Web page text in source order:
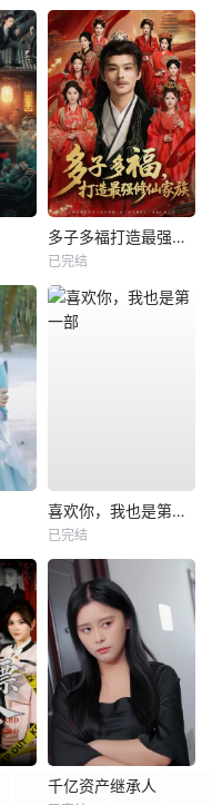
多子多福打造最强修仙家族
已完结
喜欢你，我也是第一部
已完结
千亿资产继承人